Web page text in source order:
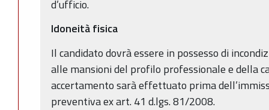
d’ufficio.
Idoneità fisica
Il candidato dovrà essere in possesso di
alle mansioni del profilo professionale e della
accertamento sarà effettuato prima
preventiva ex art. 41 d.lgs. 81/2008.